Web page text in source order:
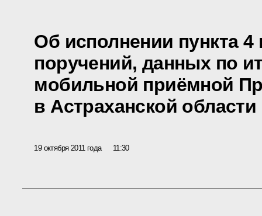
Об исполнении пункта 4
поручений, данных по
мобильной приёмной
в Астраханской области
19 октября 2011 года 11:30